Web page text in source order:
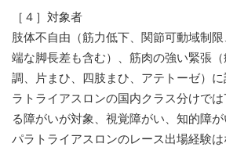
［４］対象者
肢体不自由（筋力低下、関節可動域制
端な脚長差も含む）、筋肉の強い緊張
調、片まひ、四肢まひ、アテトーゼ）
ラトライアスロンの国内クラス分けで
る障がいが対象、視覚障がい、知的障が
パラトライアスロンのレース出場経験